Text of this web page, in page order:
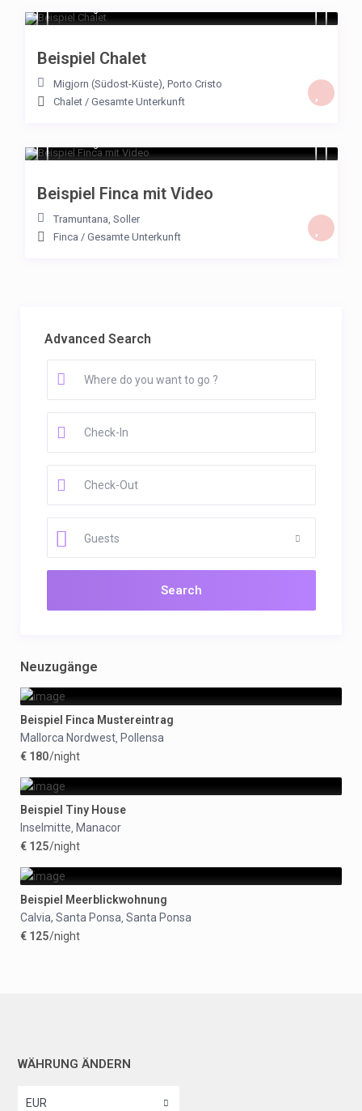
Beispiel Chalet
Migjorn (Südost-Küste), Porto Cristo
Chalet/ Gesamte Unterkunft
Beispiel Finca mit Video
Tramuntana, Soller
Finca / Gesamte Unterkunft
Advanced Search
Guests
Neuzugänge
Beispiel Finca Mustereintrag
Mallorca Nordwest, Pollensa
€ 180/night
Beispiel Tiny House
Inselmitte, Manacor
€ 125/night
Beispiel Meerblickwohnung
Calvia, Santa Ponsa, Santa Ponsa
€ 125/night
WÄHRUNG ÄNDERN
EUR